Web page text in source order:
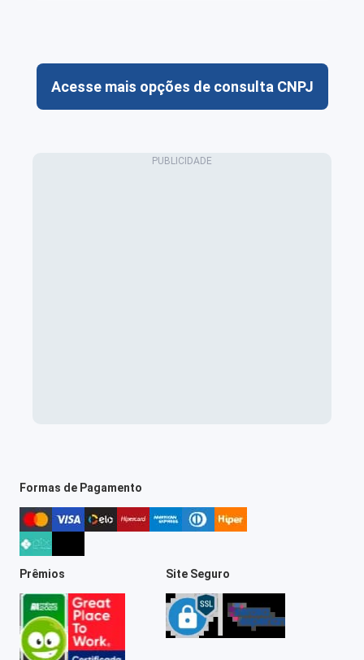
Acesse mais opções de consulta CNPJ
Formas de Pagamento
Prêmios Site Seguro